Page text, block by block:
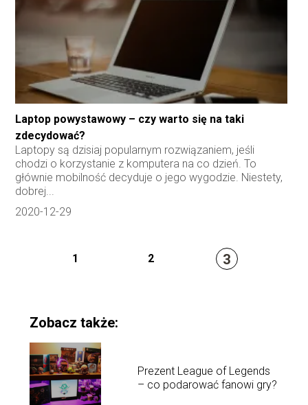
Laptop powystawowy – czy warto się na taki
zdecydować?
Laptopy są dzisiaj popularnym rozwiązaniem, jeśli
chodzi o korzystanie z komputera na co dzień. To
głównie mobilność decyduje o jego wygodzie. Niestety,
dobrej...
2020-12-29
1 2 3
Zobacz także:
Prezent League of Legends
– co podarować fanowi gry?